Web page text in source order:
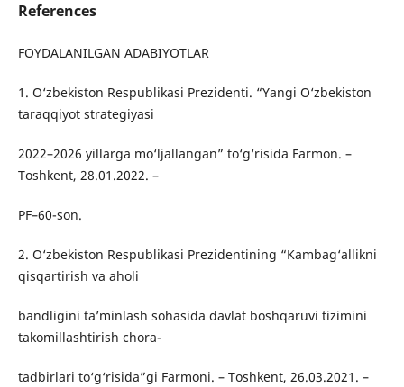
References
FOYDALANILGAN ADABIYOTLAR
1. O‘zbekiston Respublikasi Prezidenti. “Yangi O‘zbekiston
taraqqiyot strategiyasi
2022–2026 yillarga mo‘ljallangan” to‘g‘risida Farmon. –
Toshkent, 28.01.2022. –
PF–60-son.
2. O‘zbekiston Respublikasi Prezidentining “Kambag‘allikni
qisqartirish va aholi
bandligini ta’minlash sohasida davlat boshqaruvi tizimini
takomillashtirish chora-
tadbirlari to‘g‘risida”gi Farmoni. – Toshkent, 26.03.2021. –